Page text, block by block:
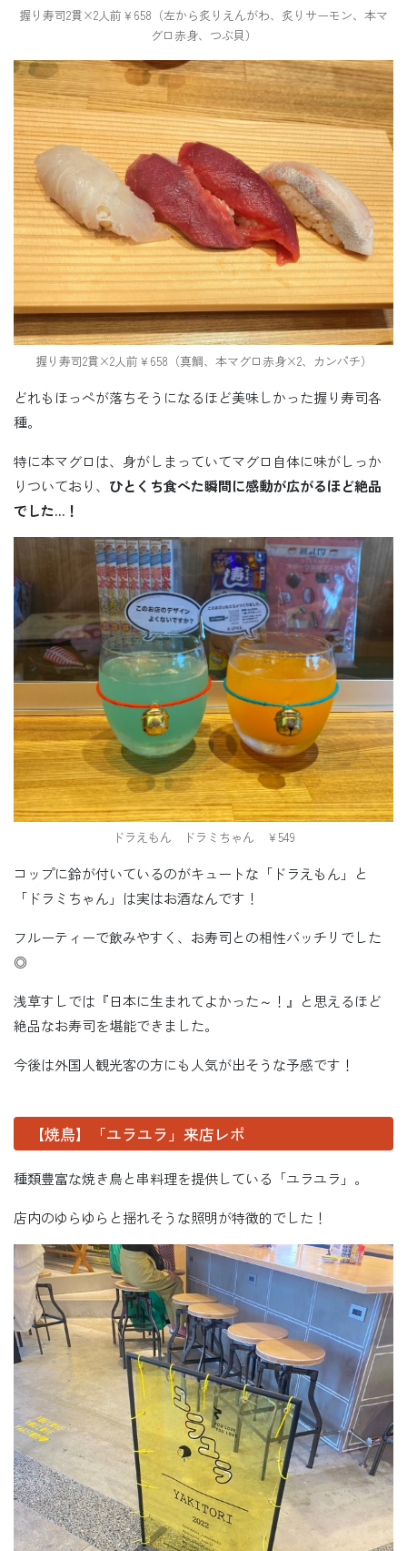
握り寿司2貫×2人前￥658（左から炙りえんがわ、炙りサーモン、本マ
グロ赤身、つぶ貝）
握り寿司2貫×2人前￥658（真鯛、本マグロ赤身×2、カンパチ）
どれもほっぺが落ちそうになるほど美味しかった握り寿司各
種。
特に本マグロは、身がしまっていてマグロ自体に味がしっか
りついており、 ひとくち食べた瞬間に感動が広がるほど絶品
でした…！
ドラえもん ドラミちゃん ￥549
コップに鈴が付いているのがキュートな「ドラえもん」と
「ドラミちゃん」は実はお酒なんです！
フルーティーで飲みやすく、お寿司との相性バッチリでした
◎
浅草すしでは『日本に生まれてよかった～！』と思えるほど
絶品なお寿司を堪能できました。
今後は外国人観光客の方にも人気が出そうな予感です！
【焼鳥】「ユラユラ」来店レポ
種類豊富な焼き鳥と串料理を提供している「ユラユラ」。
店内のゆらゆらと揺れそうな照明が特徴的でした！